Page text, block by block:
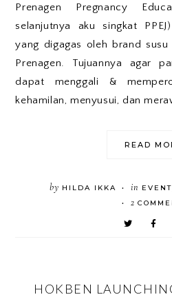
Prenagen Pregnancy
selanjutnya aku singkat
yang digagas oleh brand
Prenagen. Tujuannya agar
dapat menggali &
kehamilan, menyusui, dan
READ
by HILDA IKKA • in EVENT
• 2
HOKBEN